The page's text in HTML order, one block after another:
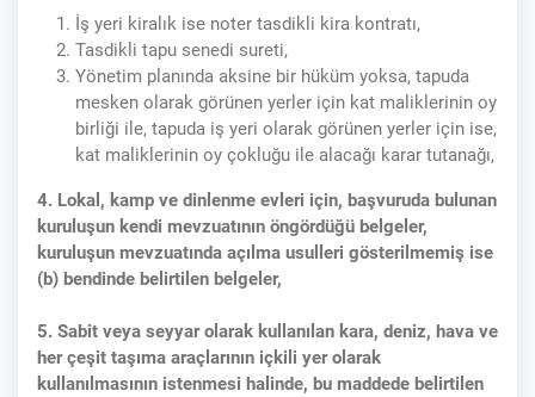
İş yeri kiralık ise noter tasdikli kira kontratı,
Tasdikli tapu senedi sureti,
Yönetim planında aksine bir hüküm yoksa, tapuda
mesken olarak görünen yerler için kat maliklerinin oy
birliği ile, tapuda iş yeri olarak görünen yerler için ise,
kat maliklerinin oy çokluğu ile alacağı karar tutanağı,
4. Lokal, kamp ve dinlenme evleri için, başvuruda bulunan
kuruluşun kendi mevzuatının öngördüğü belgeler,
kuruluşun mevzuatında açılma usulleri gösterilmemiş ise
(b) bendinde belirtilen belgeler,
5. Sabit veya seyyar olarak kullanılan kara, deniz, hava ve
her çeşit taşıma araçlarının içkili yer olarak
kullanılmasının istenmesi halinde, bu maddede belirtilen